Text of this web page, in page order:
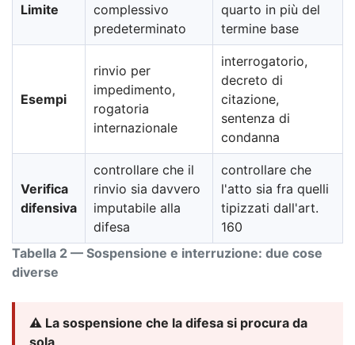
Tabella 2 — Sospensione e interruzione: due cose
diverse
Limite
complessivo
predeterminato
quarto in più del
termine base
Esempi
rinvio per
impedimento,
rogatoria
internazionale
interrogatorio,
decreto di
citazione,
sentenza di
condanna
Verifica
difensiva
controllare che il
rinvio sia davvero
imputabile alla
difesa
controllare che
l'atto sia fra quelli
tipizzati dall'art.
160
⚠️ La sospensione che la difesa si procura da
sola